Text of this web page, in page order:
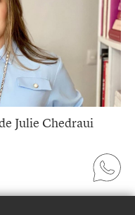
Julie Chedraui